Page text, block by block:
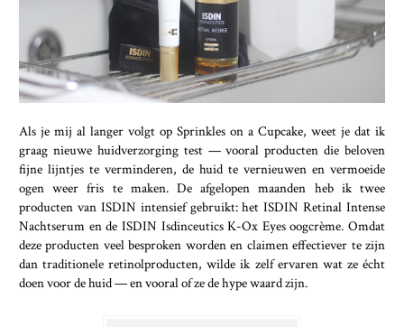
Als je mij al langer volgt op Sprinkles on a Cupcake, weet je dat ik
graag nieuwe huidverzorging test — vooral producten die beloven
fijne lijntjes te verminderen, de huid te vernieuwen en vermoeide
ogen weer fris te maken. De afgelopen maanden heb ik twee
producten van ISDIN intensief gebruikt: het ISDIN Retinal Intense
Nachtserum en de ISDIN Isdinceutics K-Ox Eyes oogcrème. Omdat
deze producten veel besproken worden en claimen effectiever te zijn
dan traditionele retinolproducten, wilde ik zelf ervaren wat ze écht
doen voor de huid — en vooral of ze de hype waard zijn.